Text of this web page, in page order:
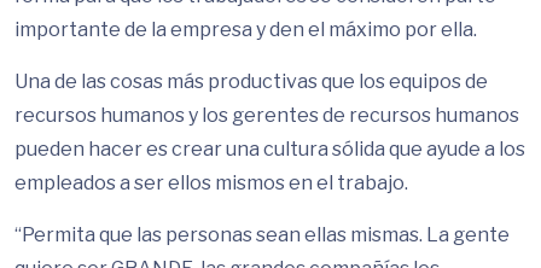
importante de la empresa y den el máximo por ella.
Una de las cosas más productivas que los equipos de
recursos humanos y los gerentes de recursos humanos
pueden hacer es crear una cultura sólida que ayude a los
empleados a ser ellos mismos en el trabajo.
“Permita que las personas sean ellas mismas. La gente